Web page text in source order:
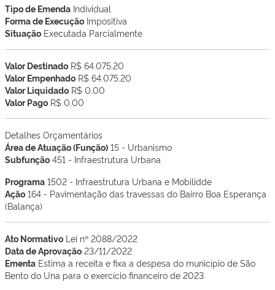
Tipo de Emenda Individual
Forma de Execução Impositiva
Situação Executada Parcialmente
Valor Destinado R$ 64.075,20
Valor Empenhado R$ 64.075,20
Valor Liquidado R$ 0,00
Valor Pago R$ 0,00
Detalhes Orçamentários
Área de Atuação (Função) 15 - Urbanismo
Subfunção 451 - Infraestrutura Urbana
Programa 1502 - Infraestrutura Urbana e Mobilidde
Ação 164 - Pavimentação das travessas do Bairro Boa Esperança
(Balança)
Ato Normativo Lei nº 2088/2022
Data de Aprovação 23/11/2022
Ementa Estima a receita e fixa a despesa do município de São
Bento do Una para o exercício financeiro de 2023